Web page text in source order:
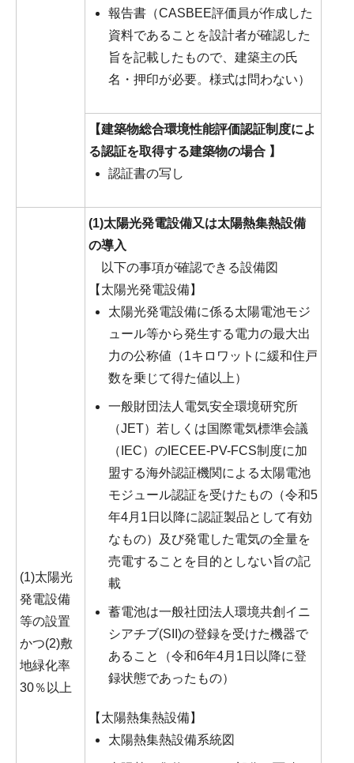
報告書（CASBEE評価員が作成した
資料であることを設計者が確認した
旨を記載したもので、建築主の氏
名・押印が必要。様式は問わない）
【建築物総合環境性能評価認証制度によ
る認証を取得する建築物の場合 】
認証書の写し
(1)太陽光
発電設備
等の設置
かつ(2)敷
地緑化率
30％以上
(1)太陽光発電設備又は太陽熱集熱設備
の導入
以下の事項が確認できる設備図
【太陽光発電設備】
太陽光発電設備に係る太陽電池モジ
ュール等から発生する電力の最大出
力の公称値（1キロワットに緩和住戸
数を乗じて得た値以上）
一般財団法人電気安全環境研究所
（JET）若しくは国際電気標準会議
（IEC）のIECEE-PV-FCS制度に加
盟する海外認証機関による太陽電池
モジュール認証を受けたもの（令和5
年4月1日以降に認証製品として有効
なもの）及び発電した電気の全量を
売電することを目的としない旨の記
載
蓄電池は一般社団法人環境共創イニ
シアチブ(SII)の登録を受けた機器で
あること（令和6年4月1日以降に登
録状態であったもの）
【太陽熱集熱設備】
太陽熱集熱設備系統図